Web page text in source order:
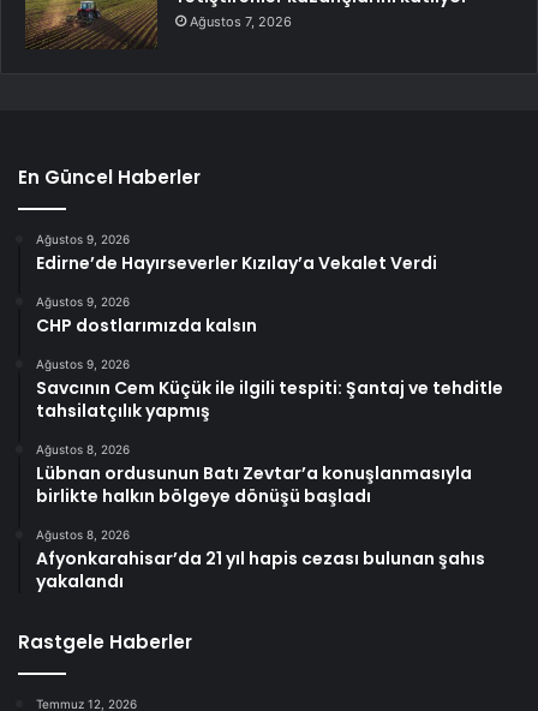
Ağustos 7, 2026
En Güncel Haberler
Ağustos 9, 2026
Edirne’de Hayırseverler Kızılay’a Vekalet Verdi
Ağustos 9, 2026
CHP dostlarımızda kalsın
Ağustos 9, 2026
Savcının Cem Küçük ile ilgili tespiti: Şantaj ve tehditle
tahsilatçılık yapmış
Ağustos 8, 2026
Lübnan ordusunun Batı Zevtar’a konuşlanmasıyla
birlikte halkın bölgeye dönüşü başladı
Ağustos 8, 2026
Afyonkarahisar’da 21 yıl hapis cezası bulunan şahıs
yakalandı
Rastgele Haberler
Temmuz 12, 2026